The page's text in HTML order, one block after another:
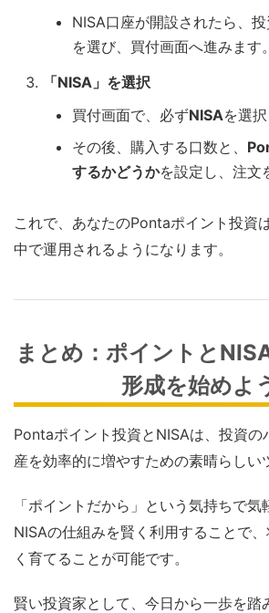
NISA口座が開設されたら、
を選び、買付画面へ進みます。
「NISA」を選択
買付画面で、必ずNISAを選
その後、購入する口数と、
するかどうかを設定し、注文
これで、あなたのPontaポイント投資
中で運用されるようになります。
まとめ：ポイントと
形成を始めよ
Pontaポイント投資とNISAは、投資の
産を効率的に増やすための素晴らしい
「ポイントだから」という気持ちで気
NISAの仕組みを賢く利用することで
く育てることが可能です。
賢い投資家として、今日から一歩を踏